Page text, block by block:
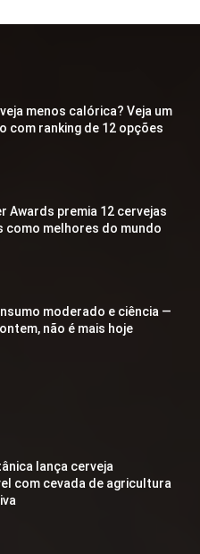
menos calórica? Veja um
com ranking de 12 opções
Awards premia 12 cervejas
como melhores do mundo
moderado e ciência —
não é mais hoje
lança cerveja
com cevada de agricultura